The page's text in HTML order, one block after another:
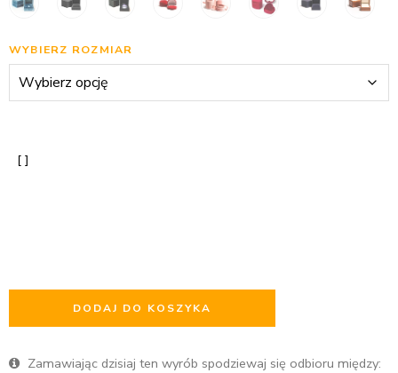
WYBIERZ ROZMIAR
DODAJ DO KOSZYKA
Zamawiając dzisiaj ten wyrób spodziewaj się odbioru między: